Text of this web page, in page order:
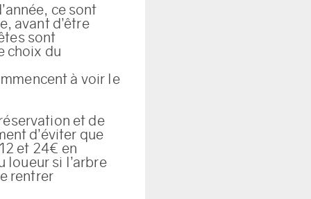
ce sont
avant d’être
sont
choix du
à voir le
et de
d’éviter que
et 24€ en
loueur si l’arbre
rentrer